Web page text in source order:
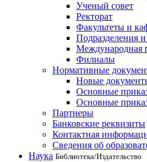
Ученый совет
Ректорат
Факультеты и
Подразделения
Международная
Филиалы
Нормативные
Новые
Основные
Основные
Партнеры
Банковские реквизиты
Контактная
Сведения об
Наука Библиотека/Издательство